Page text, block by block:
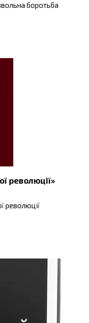
боротьба
революції»
революції